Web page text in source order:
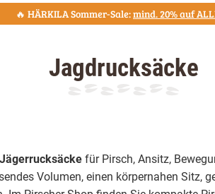
🔥 HÄRKILA Sommer-Sale:mind. 20% auf
Jagdrucksäcke
für Pirsch, Ansitz,
Volumen, einen körpernahen Sitz,